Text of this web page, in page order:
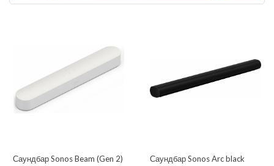
Саундбар Sonos Beam (Gen 2)
Саундбар Sonos Arc black